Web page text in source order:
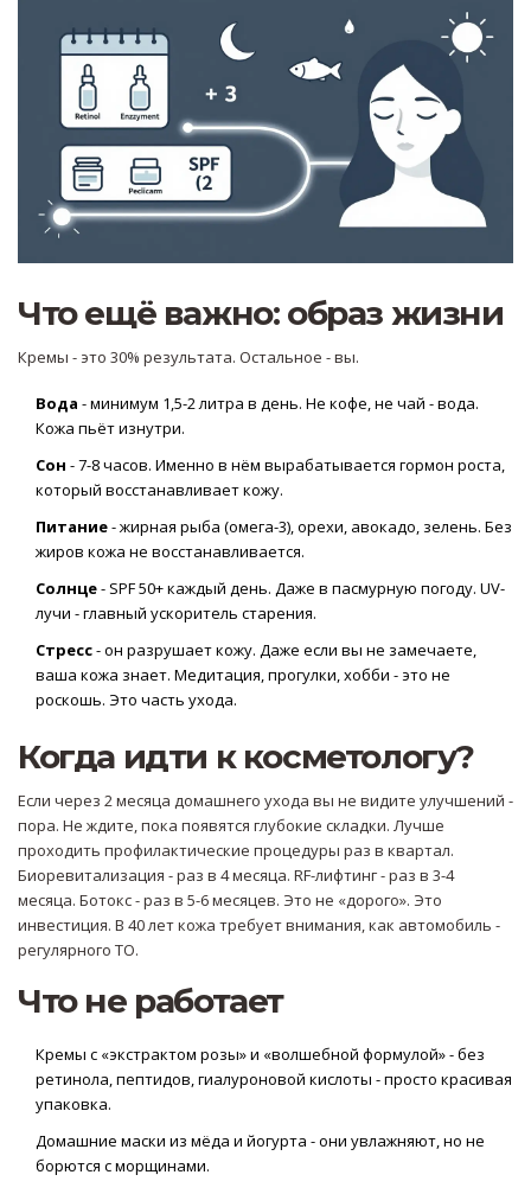
Что ещё важно: образ жизни
Кремы - это 30% результата. Остальное - вы.
Вода - минимум 1,5-2 литра в день. Не кофе, не чай - вода.
Кожа пьёт изнутри.
Сон - 7-8 часов. Именно в нём вырабатывается гормон роста,
который восстанавливает кожу.
Питание- жирная рыба (омега-3), орехи, авокадо, зелень. Без
жиров кожа не восстанавливается.
Солнце- SPF 50+ каждый день. Даже в пасмурную погоду. UV-
лучи - главный ускоритель старения.
Стресс- он разрушает кожу. Даже если вы не замечаете,
ваша кожа знает. Медитация, прогулки, хобби - это не
роскошь. Это часть ухода.
Когда идти к косметологу?
Если через 2 месяца домашнего ухода вы не видите улучшений -
пора. Не ждите, пока появятся глубокие складки. Лучше
проходить профилактические процедуры раз в квартал.
Биоревитализация - раз в 4 месяца. RF-лифтинг - раз в 3-4
месяца. Ботокс - раз в 5-6 месяцев. Это не «дорого». Это
инвестиция. В 40 лет кожа требует внимания, как автомобиль -
регулярного ТО.
Что не работает
Кремы с «экстрактом розы» и «волшебной формулой» - без
ретинола, пептидов, гиалуроновой кислоты - просто красивая
упаковка.
Домашние маски из мёда и йогурта - они увлажняют, но не
борются с морщинами.